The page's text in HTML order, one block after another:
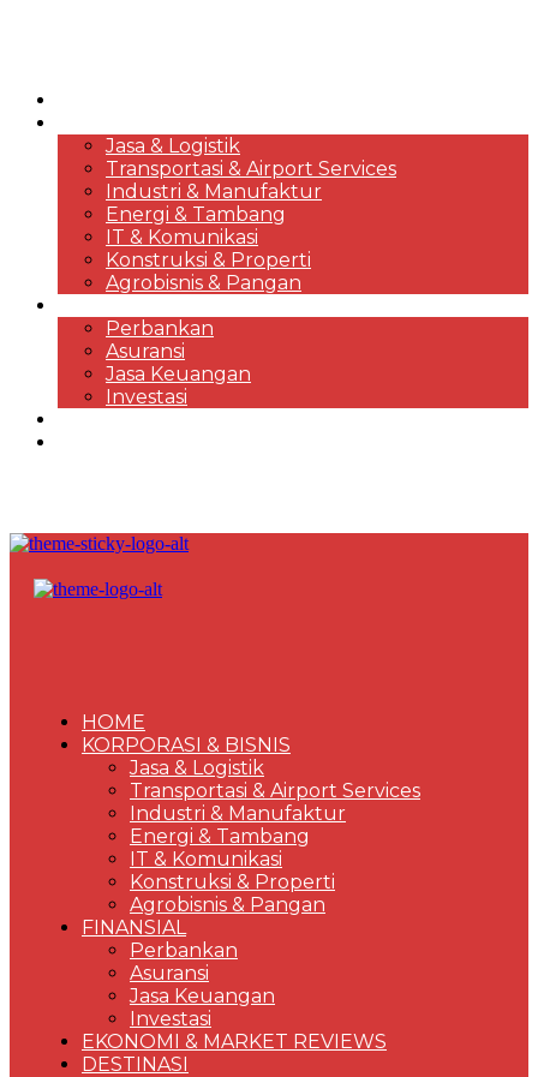
Jasa & Logistik
Transportasi & Airport Services
Industri & Manufaktur
Energi & Tambang
IT & Komunikasi
Konstruksi & Properti
Agrobisnis & Pangan
Perbankan
Asuransi
Jasa Keuangan
Investasi
HOME
KORPORASI & BISNIS
Jasa & Logistik
Transportasi & Airport Services
Industri & Manufaktur
Energi & Tambang
IT & Komunikasi
Konstruksi & Properti
Agrobisnis & Pangan
FINANSIAL
Perbankan
Asuransi
Jasa Keuangan
Investasi
EKONOMI & MARKET REVIEWS
DESTINASI